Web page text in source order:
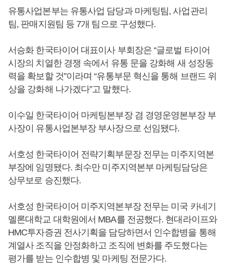
유통사업본부는 유통사업 담당과 마케팅팀, 사업관리
팀, 판매지원팀 등 7개 팀으로 구성했다.
서승화 한국타이어 대표이사 부회장은 “글로벌 타이어
시장의 치열한 경쟁 속에서 유통 문을 강화해 새 성장동
력을 확보할 것”이라며 “유통부문 혁신을 통해 브랜드 위
상을 강화해 나가겠다”고 말했다.
이수일 한국타이어 마케팅본부장 겸 경영운영본부장 부
사장이 유통사업본부장 부사장으로 선임됐다.
서호성 한국타이어 전략기획부문장 전무는 미주지역본
부장에 임명됐다. 최수만 미주지역본부 마케팅담당은
상무보로 승진했다.
서호성 한국타이어 미주지역본부장 전무는 미국 카네기
멜론대학교 대학원에서 MBA를 전공했다. 현대라이프와
HMC투자증권 전사기획을 담당하면서 인수합병을 통해
계열사 조직을 안정화하고 조직에 변화를 주도했다는
평가를 받는 인수합병 및 마케팅 전문가다.